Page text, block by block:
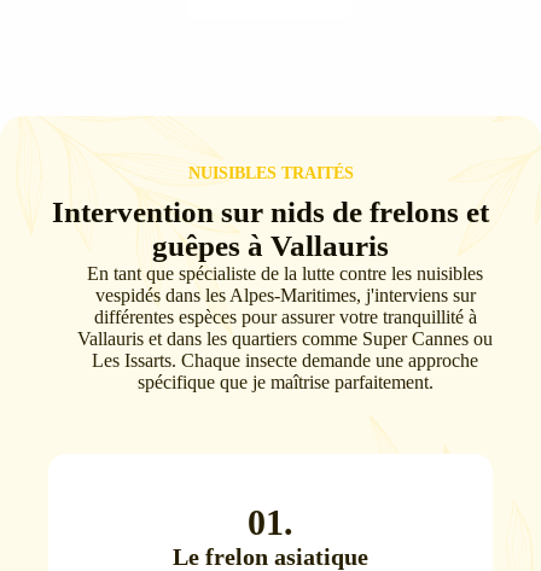
NUISIBLES TRAITÉS
Intervention sur nids de frelons et
guêpes à Vallauris
En tant que spécialiste de la lutte contre les nuisibles
vespidés dans les Alpes-Maritimes, j'interviens sur
différentes espèces pour assurer votre tranquillité à
Vallauris et dans les quartiers comme Super Cannes ou
Les Issarts. Chaque insecte demande une approche
spécifique que je maîtrise parfaitement.
01.
Le frelon asiatique